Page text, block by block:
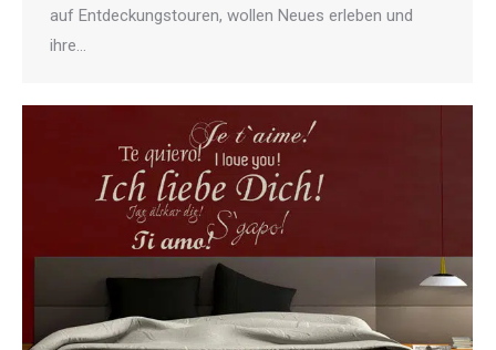
auf Entdeckungstouren, wollen Neues erleben und
ihre…